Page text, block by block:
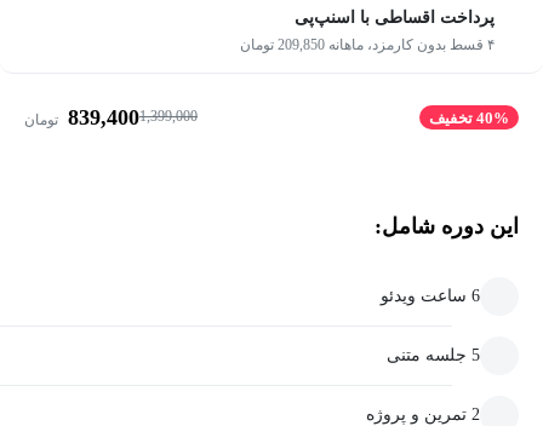
پرداخت اقساطی با اسنپ‌پی
۴ قسط بدون کارمزد، ماهانه 209,850 تومان
40% تخفیف 1,399,000
839,400 تومان
این دوره شامل:
6 ساعت ویدئو
5 جلسه متنی
2 تمرین و پروژه